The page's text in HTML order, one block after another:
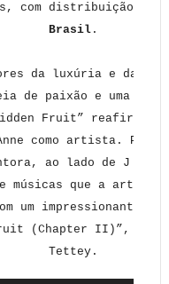
com distribuição
Brasil.
da luxúria e da
de paixão e uma
Fruit” reafirma
como artista.
ao lado de J
músicas que a artista
um impressionante
(Chapter II)”,
Tettey.